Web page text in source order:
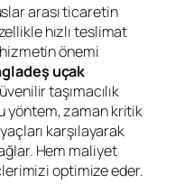
arası ticaretin
hızlı teslimat
önemi
uçak
taşımacılık
yöntem, zaman kritik
karşılayarak
Hem maliyet
optimize eder.